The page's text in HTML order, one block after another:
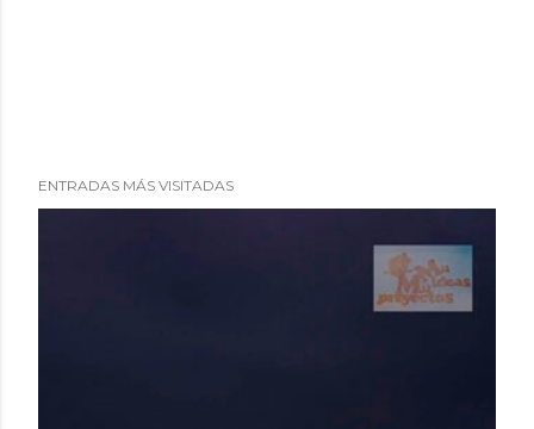
ENTRADAS MÁS VISITADAS